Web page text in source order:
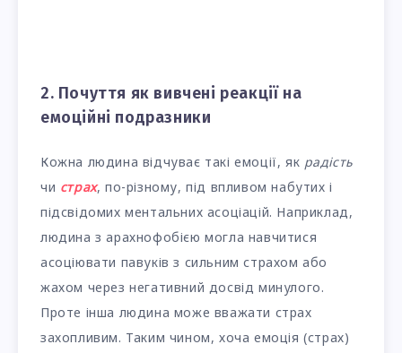
2. Почуття як вивчені реакції на
емоційні подразники
Кожна людина відчуває такі емоції, як радість
чи страх, по-різному, під впливом набутих і
підсвідомих ментальних асоціацій. Наприклад,
людина з арахнофобією могла навчитися
асоціювати павуків з сильним страхом або
жахом через негативний досвід минулого.
Проте інша людина може вважати страх
захопливим. Таким чином, хоча емоція (страх)